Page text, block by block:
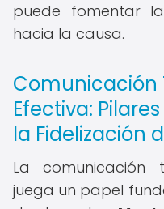
puede fomentar
hacia la causa.
Comunicación
Efectiva:
la Fidelización
La comunicación
juega un papel